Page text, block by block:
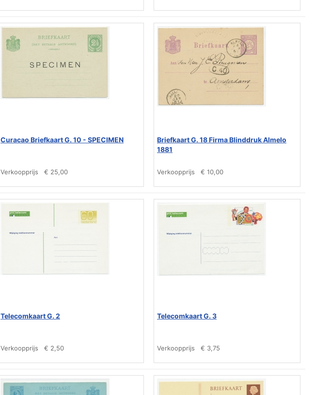
Curacao Briefkaart G. 10 - SPECIMEN
Verkoopprijs € 25,00
Briefkaart G. 18 Firma Blinddruk Almelo
1881
Verkoopprijs € 10,00
Telecomkaart G. 2
Verkoopprijs € 2,50
Telecomkaart G. 3
Verkoopprijs € 3,75